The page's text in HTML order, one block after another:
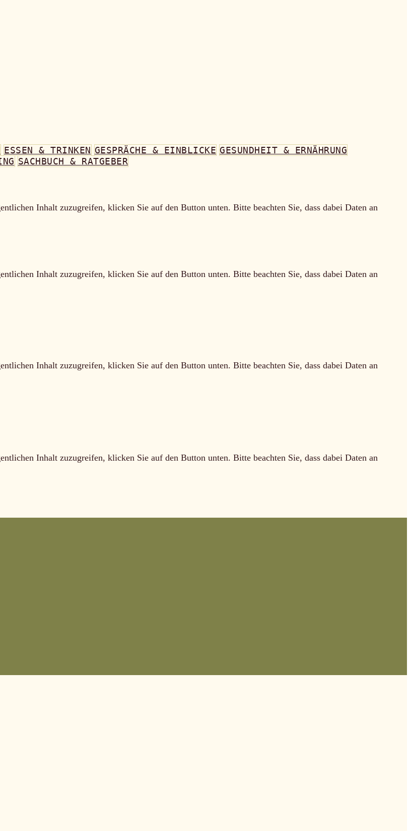
ESSEN & TRINKEN GESPRÄCHE & EINBLICKE GESUNDHEIT & ERNÄHRUNG
SACHBUCH & RATGEBER
Inhalt zuzugreifen, klicken Sie auf den Button unten. Bitte beachten Sie, dass dabei Daten an
Inhalt zuzugreifen, klicken Sie auf den Button unten. Bitte beachten Sie, dass dabei Daten an
Inhalt zuzugreifen, klicken Sie auf den Button unten. Bitte beachten Sie, dass dabei Daten an
Inhalt zuzugreifen, klicken Sie auf den Button unten. Bitte beachten Sie, dass dabei Daten an